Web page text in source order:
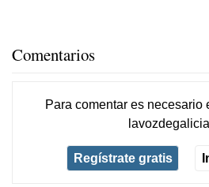
Comentarios
Para comentar es necesario
Regístrate gratis